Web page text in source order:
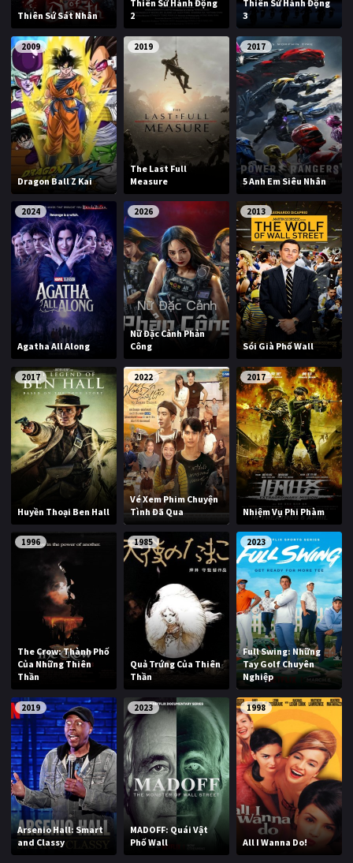
Thiên Sứ Sát Nhân
Thiên Sứ Hành Động
2
Thiên Sứ Hành Động
3
2009
Dragon Ball Z Kai
2019
The Last Full
Measure
2017
5 Anh Em Siêu Nhân
2024
Agatha All Along
2026
Nữ Đặc Cảnh Phản
Công
2013
Sói Già Phố Wall
2017
Huyền Thoại Ben Hall
2022
Vé Xem Phim Chuyện
Tình Đã Qua
2017
Nhiệm Vụ Phi Phàm
1996
The Crow: Thành Phố
Của Những Thiên
Thần
1985
Quả Trứng Của Thiên
Thần
2023
Full Swing: Những
Tay Golf Chuyên
Nghiệp
2019
Arsenio Hall: Smart
and Classy
2023
MADOFF: Quái Vật
Phố Wall
1998
All I Wanna Do!